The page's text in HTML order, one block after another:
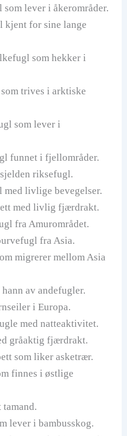
som lever i åkerområder.
kjent for sine lange
som hekker i
trives i arktiske
som lever i
funnet i fjellområder.
riksefugl.
med livlige bevegelser.
med livlig fjærdrakt.
fra Amurområdet.
fra Asia.
migrerer mellom Asia
av andefugler.
i Europa.
med natteaktivitet.
gråaktig fjærdrakt.
som liker asketrær.
finnes i østlige
lever i bambusskog.